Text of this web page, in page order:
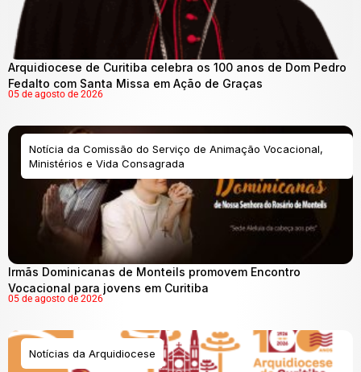
Arquidiocese de Curitiba celebra os 100 anos de Dom Pedro
Fedalto com Santa Missa em Ação de Graças
05 de agosto de 2026
Notícia da Comissão do Serviço de Animação Vocacional,
Ministérios e Vida Consagrada
Irmãs Dominicanas de Monteils promovem Encontro
Vocacional para jovens em Curitiba
05 de agosto de 2026
Notícias da Arquidiocese